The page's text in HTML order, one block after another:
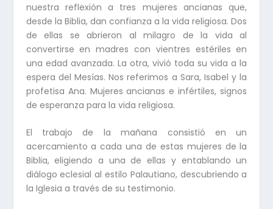
nuestra reflexión a tres mujeres ancianas que,
desde la Biblia, dan confianza a la vida religiosa. Dos
de ellas se abrieron al milagro de la vida al
convertirse en madres con vientres estériles en
una edad avanzada. La otra, vivió toda su vida a la
espera del Mesías. Nos referimos a Sara, Isabel y la
profetisa Ana. Mujeres ancianas e infértiles, signos
de esperanza para la vida religiosa.
El trabajo de la mañana consistió en un
acercamiento a cada una de estas mujeres de la
Biblia, eligiendo a una de ellas y entablando un
diálogo eclesial al estilo Palautiano, descubriendo a
la Iglesia a través de su testimonio.